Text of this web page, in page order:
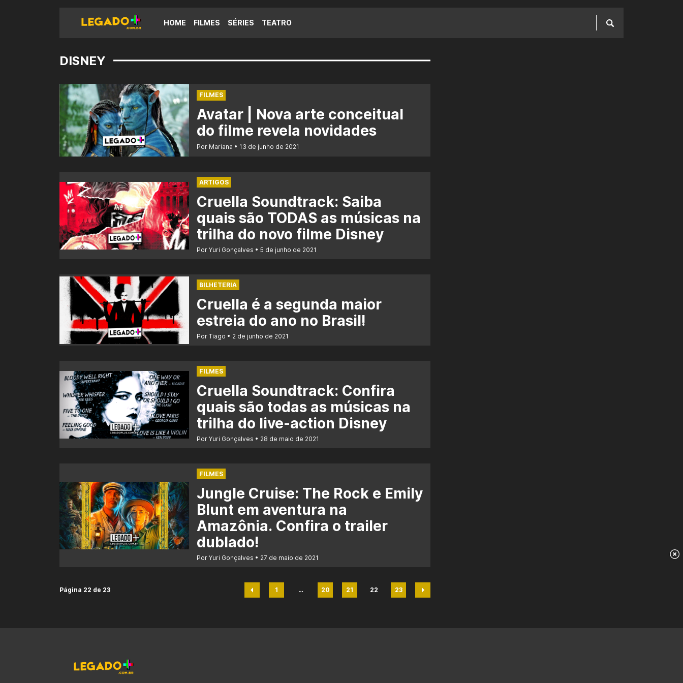
HOME FILMES SÉRIES TEATRO
DISNEY
FILMES
Avatar | Nova arte conceitual
do filme revela novidades
Por Mariana 13 de junho de 2021
ARTIGOS
Cruella Soundtrack: Saiba
quais são TODAS as músicas na
trilha do novo filme Disney
Por Yuri Gonçalves 5 de junho de 2021
BILHETERIA
Cruella é a segunda maior
estreia do ano no Brasil!
Por Tiago 2 de junho de 2021
FILMES
Cruella Soundtrack: Confira
quais são todas as músicas na
trilha do live-action Disney
Por Yuri Gonçalves 28 de maio de 2021
FILMES
Jungle Cruise: The Rock e Emily
Blunt em aventura na
Amazônia. Confira o trailer
dublado!
Por Yuri Gonçalves 27 de maio de 2021
Página 22 de 23
Página
1
…
Página
20
Página
21
Página
22
Página
23